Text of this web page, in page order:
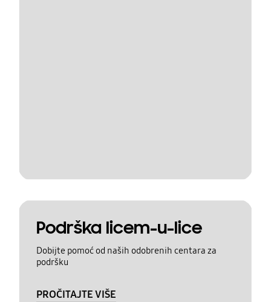
Podrška licem-u-lice
Dobijte pomoć od naših odobrenih centara za
podršku
PROČITAJTE VIŠE